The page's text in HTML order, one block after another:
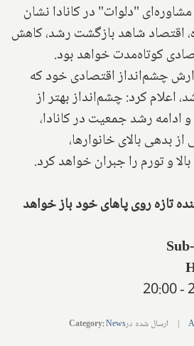
"دلوات" در کانادا نشان
اقتصاد شاهد بازگشت رشد، کاهش
کوتاه‌مدت خواهد بود.
چشم‌انداز اقتصادی خود که
اعلام کرد: چشم‌انداز بهتر از
ادامه رشد جمعیت در کانادا،
بدهی بالای خانوارها،
و تورم را جبران خواهد کرد.
تازه روی پاهای خود باز خواهد
| ارسال شده در Category:News